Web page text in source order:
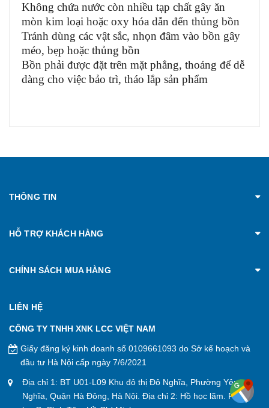
Không chứa nước còn nhiều tạp chất gây ăn
mòn kim loại hoặc oxy hóa dẫn đến thủng bồn
Tránh dùng các vật sắc, nhọn đâm vào bồn gây
méo, bẹp hoặc thủng bồn
Bồn phải được đặt trên mặt phẳng, thoáng để dễ
dàng cho việc bảo trì, tháo lắp sản phẩm
THÔNG TIN
HỖ TRỢ KHÁCH HÀNG
CHÍNH SÁCH MUA HÀNG
LIÊN HỆ
CÔNG TY TNHH XNK LCC VIỆT NAM
Giấy đăng ký kinh doanh số 0109661093 do Sở kế hoạch và
đầu tư Hà Nội cấp ngày 7/6/2021
Địa chỉ 1: BT U01-L09 Khu đô thị Đô Nghĩa, Phường Yên
Nghĩa, Quận Hà Đông, Hà Nội. Địa chỉ 2: Hồ học lãm. P. An